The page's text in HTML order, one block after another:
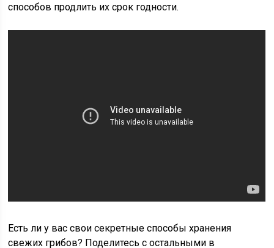
способов продлить их срок годности.
Есть ли у вас свои секретные способы хранения
свежих грибов? Поделитесь с остальными в